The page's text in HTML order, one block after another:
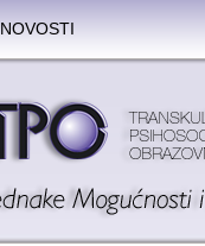
NOVOSTI